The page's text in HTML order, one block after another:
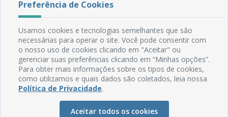
Rua do Imperador, 78, Centro
CEP: 58.280-000 - Mamanguape/PB
Fone: (83) 3292-2246
Email: comunicacao@mamanguape.pb.gov.br
Expediente: Segunda à Sexta, das 08h às 13h
Mapa do Site
Manual de Navegação
Preferência de Cookies
Usamos cookies e tecnologias semelhantes que são
necessárias para operar o site. Você pode consentir com
o nosso uso de cookies clicando em "Aceitar" ou
gerenciar suas preferências clicando em “Minhas opções”.
Para obter mais informações sobre os tipos de cookies,
como utilizamos e quais dados são coletados, leia nossa
Política de Privacidade.
Aceitar todos os cookies